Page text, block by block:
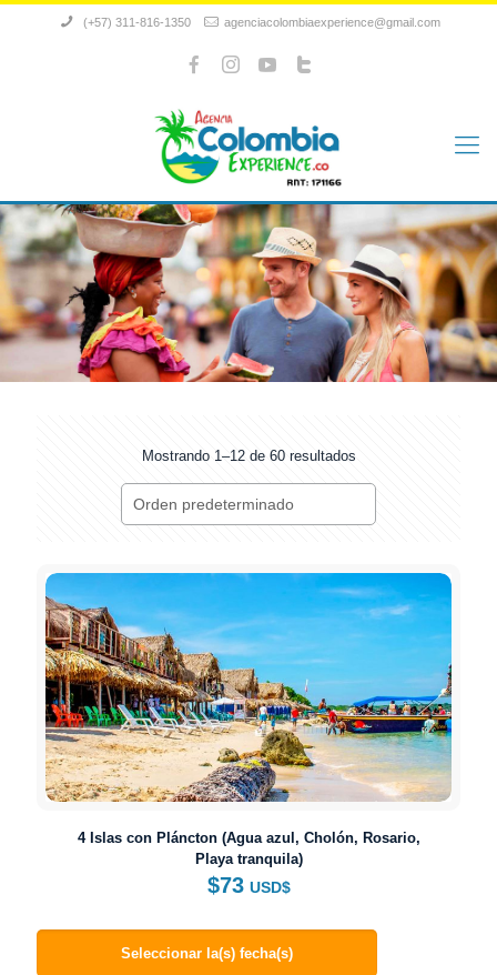
(+57) 311-816-1350 agenciacolombiaexperience@gmail.com
Mostrando 1–12 de 60 resultados
4 Islas con Pláncton (Agua azul, Cholón, Rosario,
Playa tranquila)
$73 USD$
Seleccionar la(s) fecha(s)